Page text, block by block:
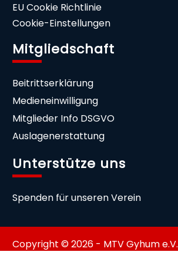
EU Cookie Richtlinie
Cookie-Einstellungen
Mitgliedschaft
Beitrittserklärung
Medieneinwilligung
Mitglieder Info DSGVO
Auslagenerstattung
Unterstütze uns
Spenden für unseren Verein
Copyright © 2026 - MTV Gyhum e.V.